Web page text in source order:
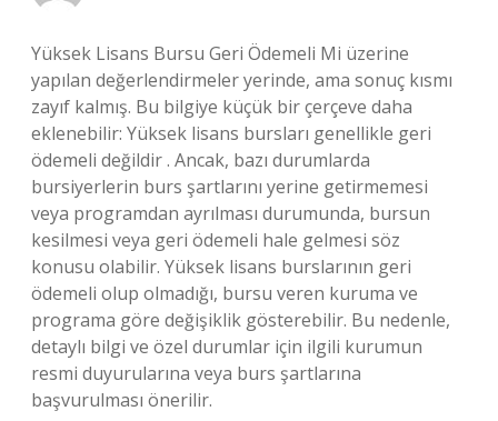
Yüksek Lisans Bursu Geri Ödemeli Mi üzerine
yapılan değerlendirmeler yerinde, ama sonuç kısmı
zayıf kalmış. Bu bilgiye küçük bir çerçeve daha
eklenebilir: Yüksek lisans bursları genellikle geri
ödemeli değildir . Ancak, bazı durumlarda
bursiyerlerin burs şartlarını yerine getirmemesi
veya programdan ayrılması durumunda, bursun
kesilmesi veya geri ödemeli hale gelmesi söz
konusu olabilir. Yüksek lisans burslarının geri
ödemeli olup olmadığı, bursu veren kuruma ve
programa göre değişiklik gösterebilir. Bu nedenle,
detaylı bilgi ve özel durumlar için ilgili kurumun
resmi duyurularına veya burs şartlarına
başvurulması önerilir.